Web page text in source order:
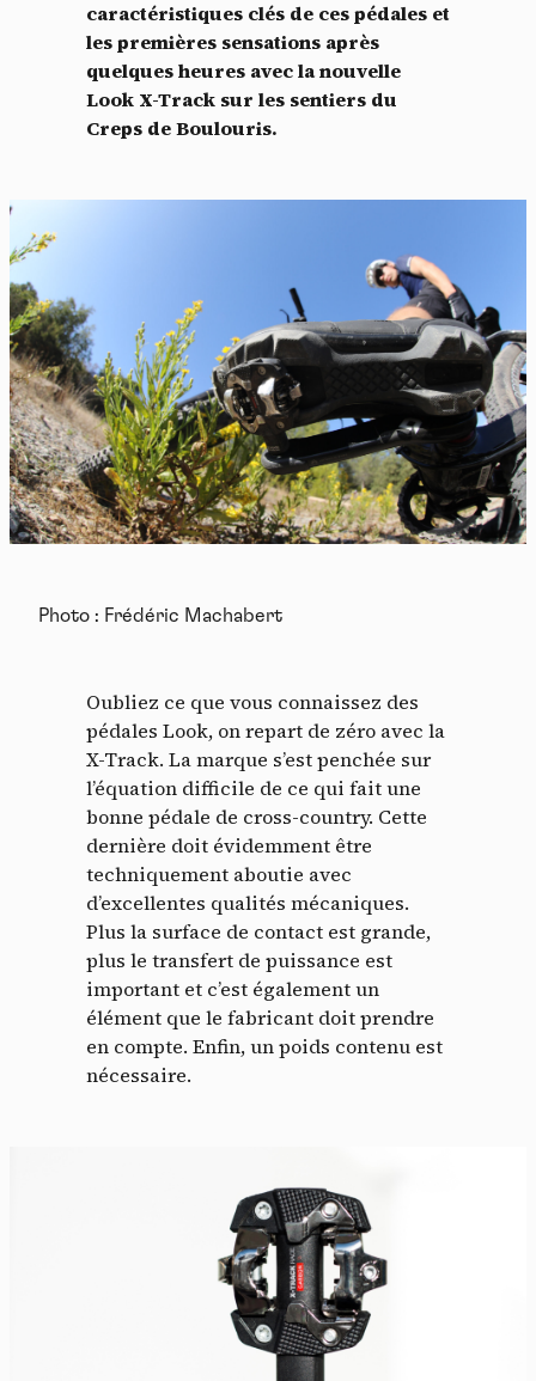
caractéristiques clés de ces pédales et
les premières sensations après
quelques heures avec la nouvelle
Look X-Track sur les sentiers du
Creps de Boulouris.
Photo : Frédéric Machabert
Oubliez ce que vous connaissez des
pédales Look, on repart de zéro avec la
X-Track. La marque s’est penchée sur
l’équation difficile de ce qui fait une
bonne pédale de cross-country. Cette
dernière doit évidemment être
techniquement aboutie avec
d’excellentes qualités mécaniques.
Plus la surface de contact est grande,
plus le transfert de puissance est
important et c’est également un
élément que le fabricant doit prendre
en compte. Enfin, un poids contenu est
nécessaire.